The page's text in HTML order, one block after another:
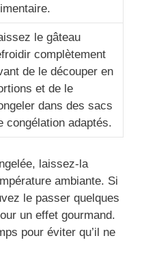
le gâteau
complètement
de le découper en
et de le
dans des sacs
congélation adaptés.
laissez-la
ambiante. Si
le passer quelques
un effet gourmand.
pour éviter qu’il ne